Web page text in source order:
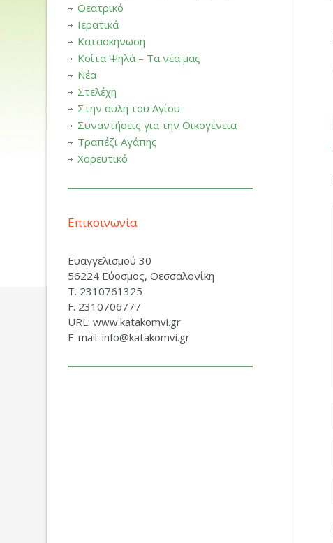
Θεατρικό
Ιερατικά
Κατασκήνωση
Κοίτα Ψηλά – Τα νέα μας
Νέα
Στελέχη
Στην αυλή του Αγίου
Συναντήσεις για την Οικογένεια
Τραπέζι Αγάπης
Χορευτικό
Επικοινωνία
Ευαγγελισμού 30
56224 Εύοσμος, Θεσσαλονίκη
Τ. 2310761325
F. 2310706777
URL: www.katakomvi.gr
E-mail: info@katakomvi.gr